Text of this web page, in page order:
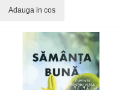
Adauga in cos